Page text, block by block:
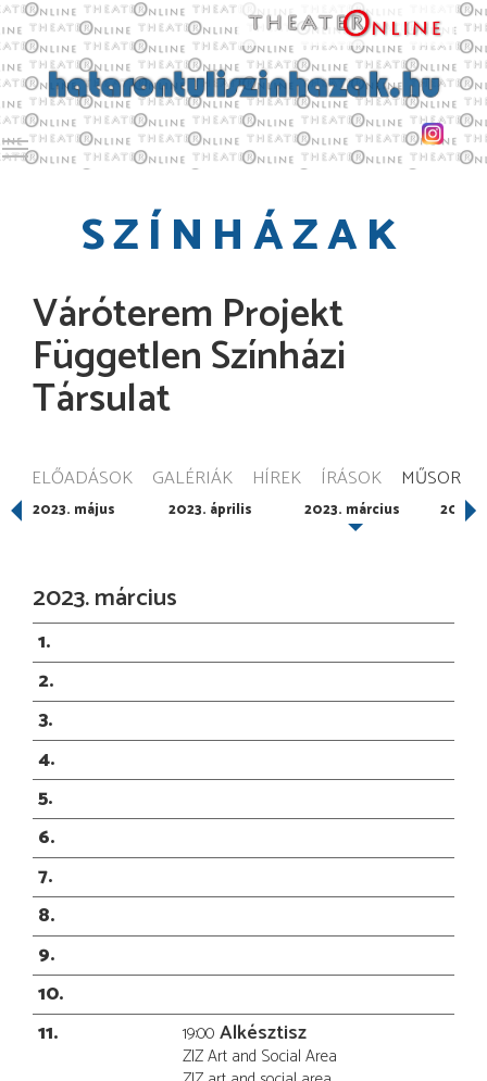
Toggle main menu visibility
SZÍNHÁZAK
Váróterem Projekt
Független Színházi
Társulat
ELŐADÁSOK GALÉRIÁK HÍREK ÍRÁSOK MŰSOR
2023. május 2023. április 2023. március 2023.
2023. március
1
2
3
4
5
6
7
8
9
10
11
19:00 Alkésztisz
ZIZ Art and Social Area